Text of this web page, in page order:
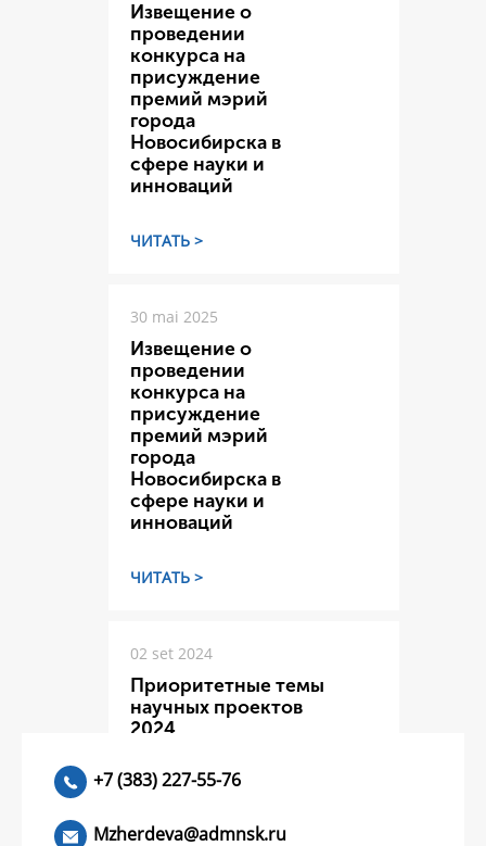
Извещение о
проведении
конкурса на
присуждение
премий мэрий
города
Новосибирска в
сфере науки и
инноваций
ЧИТАТЬ >
30 mai 2025
Извещение о
проведении
конкурса на
присуждение
премий мэрий
города
Новосибирска в
сфере науки и
инноваций
ЧИТАТЬ >
02 set 2024
Приоритетные темы
научных проектов
2024
ЧИТАТЬ >
+7 (383) 227-55-76
Mzherdeva@admnsk.ru